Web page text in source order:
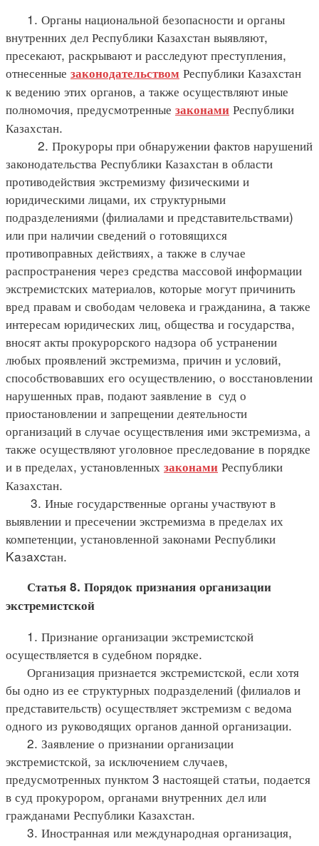
1. Органы национальной безопасности и органы
внутренних дел Республики Казахстан выявляют,
пресекают, раскрывают и расследуют преступления,
отнесенные законодательством Республики Казахстан
к ведению этих органов, а также осуществляют иные
полномочия, предусмотренные законами Республики
Казахстан.
2. Прокуроры при обнаружении фактов нарушений
законодательства Республики Казахстан в области
противодействия экстремизму физическими и
юридическими лицами, их структурными
подразделениями (филиалами и представительствами)
или при наличии сведений о готовящихся
противоправных действиях, а также в случае
распространения через средства массовой информации
экстремистских материалов, которые могут причинить
вред правам и свободам человека и гражданина, a также
интересам юридических лиц, общества и государства,
вносят акты прокурорского надзора об устранении
любых проявлений экстремизма, причин и условий,
способствовавших его осуществлению, о восстановлении
нарушенных прав, подают заявление в суд о
приостановлении и запрещении деятельности
организаций в случае осуществления ими экстремизма, а
также осуществляют уголовное преследование в порядке
и в пределах, установленных законами Республики
Казахстан.
3. Иные государственные органы участвуют в
выявлении и пресечении экстремизма в пределах их
компетенции, установленной законами Республики
Kaзaxcтан.
Статья 8. Порядок признания организации
экстремистской
1. Признание организации экстремистской
осуществляется в судебном порядке.
Организация признается экстремистской, если хотя
бы одно из ее структурных подразделений (филиалов и
представительств) осуществляет экстремизм с ведома
одного из руководящих органов данной организации.
2. Заявление о признании организации
экстремистской, за исключением случаев,
предусмотренных пунктом 3 настоящей статьи, подается
в суд прокурором, органами внутренних дел или
гражданами Республики Казахстан.
3. Иностранная или международная организация,